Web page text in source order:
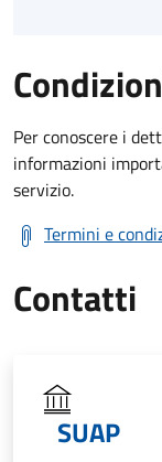
Per conoscere i
informazioni
servizio.
Termini e
Contatti
SUAP